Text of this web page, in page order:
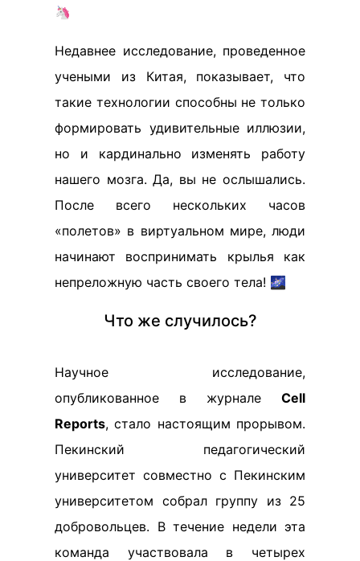
🦄
Недавнее исследование, проведенное
учеными из Китая, показывает, что
такие технологии способны не только
формировать удивительные иллюзии,
но и кардинально изменять работу
нашего мозга. Да, вы не ослышались.
После всего нескольких часов
«полетов» в виртуальном мире, люди
начинают воспринимать крылья как
непреложную часть своего тела! 🌌
Что же случилось?
Научное исследование,
опубликованное в журнале Cell
Reports, стало настоящим прорывом.
Пекинский педагогический
университет совместно с Пекинским
университетом собрал группу из 25
добровольцев. В течение недели эта
команда участвовала в четырех